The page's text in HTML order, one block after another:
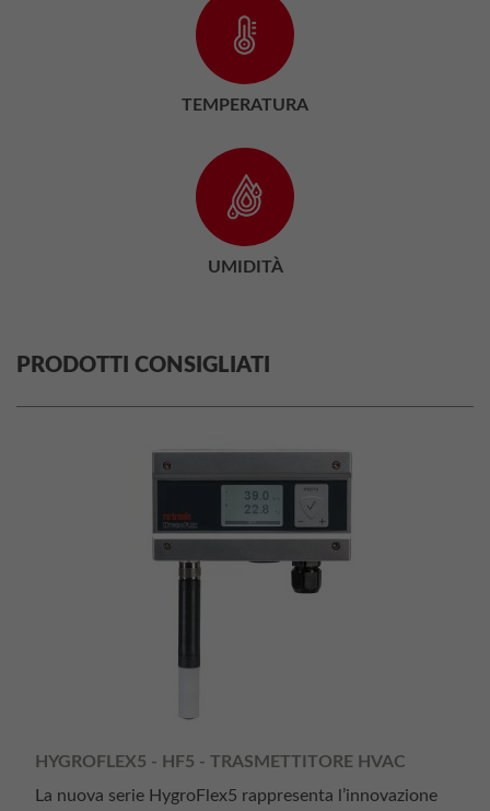
TEMPERATURA
UMIDITÀ
PRODOTTI CONSIGLIATI
HYGROFLEX5 - HF5 - TRASMETTITORE HVAC
La nuova serie HygroFlex5 rappresenta l’innovazione